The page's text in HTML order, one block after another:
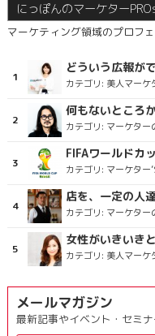
にっぽんのマーケター
マーケティング領域のプロフ
どういう広報が
カテゴリ: 美人マーケ
何もないところ
カテゴリ: マーケター
FIFAワールドカ
カテゴリ: マーケター
店を、一定の人
カテゴリ: マーケター
女性がいきいき
カテゴリ: 美人マーケ
メールマガジン
最新記事やイベント・セミ